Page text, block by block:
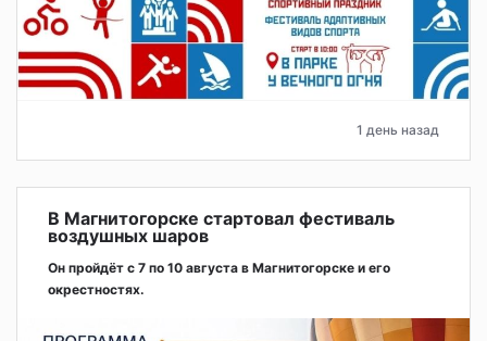
1 день назад
В Магнитогорске стартовал фестиваль
воздушных шаров
Он пройдёт с 7 по 10 августа в Магнитогорске и его
окрестностях.